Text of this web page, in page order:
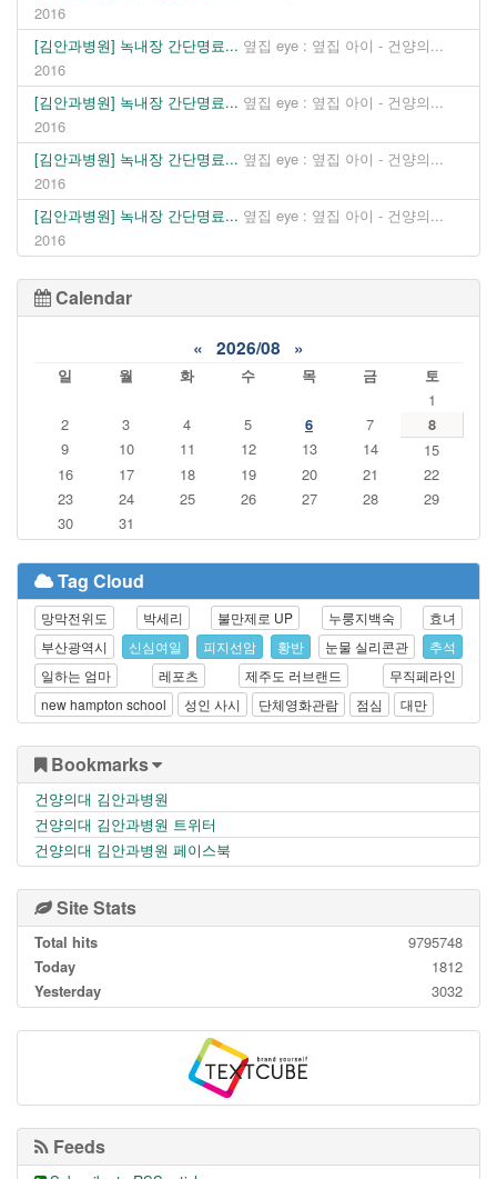
2016
[김안과병원] 녹내장 간단명료... 옆집 eye : 옆집 아이 - 건양의...
2016
[김안과병원] 녹내장 간단명료... 옆집 eye : 옆집 아이 - 건양의...
2016
[김안과병원] 녹내장 간단명료... 옆집 eye : 옆집 아이 - 건양의...
2016
[김안과병원] 녹내장 간단명료... 옆집 eye : 옆집 아이 - 건양의...
2016
Calendar
« 2026/08 »
일 월 화 수 목 금
토
1
2
3 4 5 6 7
8
9
10 11 12 13 14
15
16
17 18 19 20 21
22
23
24 25 26 27 28
29
30
31
Tag Cloud
망막전위도 박세리 불만제로 UP 누룽지백숙
효녀
부산광역시
신심여일 피지선암 황반 눈물 실리콘관
추석
일하는 엄마
레포츠 제주도 러브랜드
무직페라인
new hampton school
성인 사시 단체영화관람 점심 대만
Bookmarks
건양의대 김안과병원
건양의대 김안과병원 트위터
건양의대 김안과병원 페이스북
Site Stats
Total hits
9795748
Today
1812
Yesterday
3032
Feeds